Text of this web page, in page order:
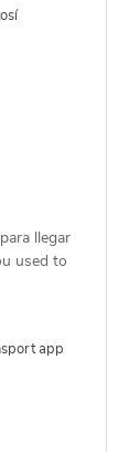
llegar
used to
app